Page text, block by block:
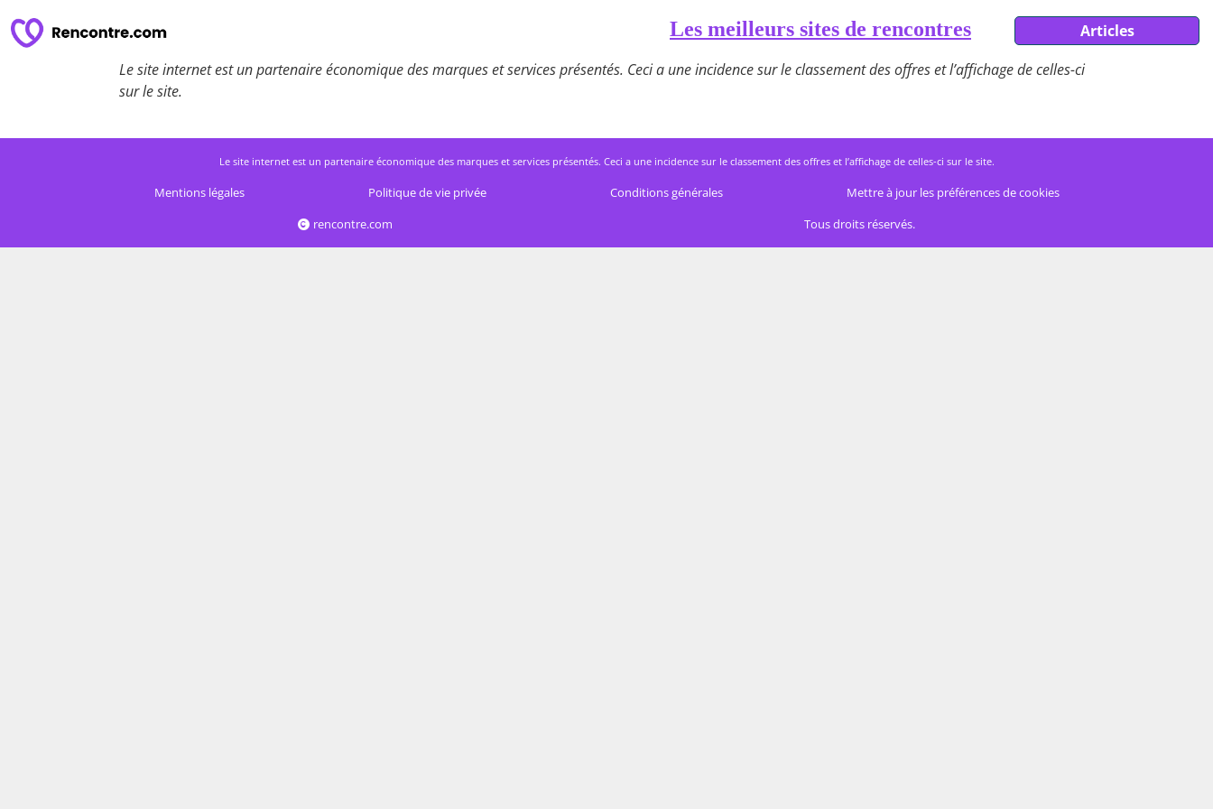
Les meilleurs sites de rencontres
Articles
Le site internet est un partenaire économique des marques et services présentés. Ceci a une incidence sur le classement des offres et l’affichage de celles-ci
sur le site.
Le site internet est un partenaire économique des marques et services présentés. Ceci a une incidence sur le classement des offres et l’affichage de celles-ci sur le site.
Mentions légales Politique de vie privée Conditions générales
Mettre à jour les préférences de cookies
rencontre.com
Tous droits réservés.